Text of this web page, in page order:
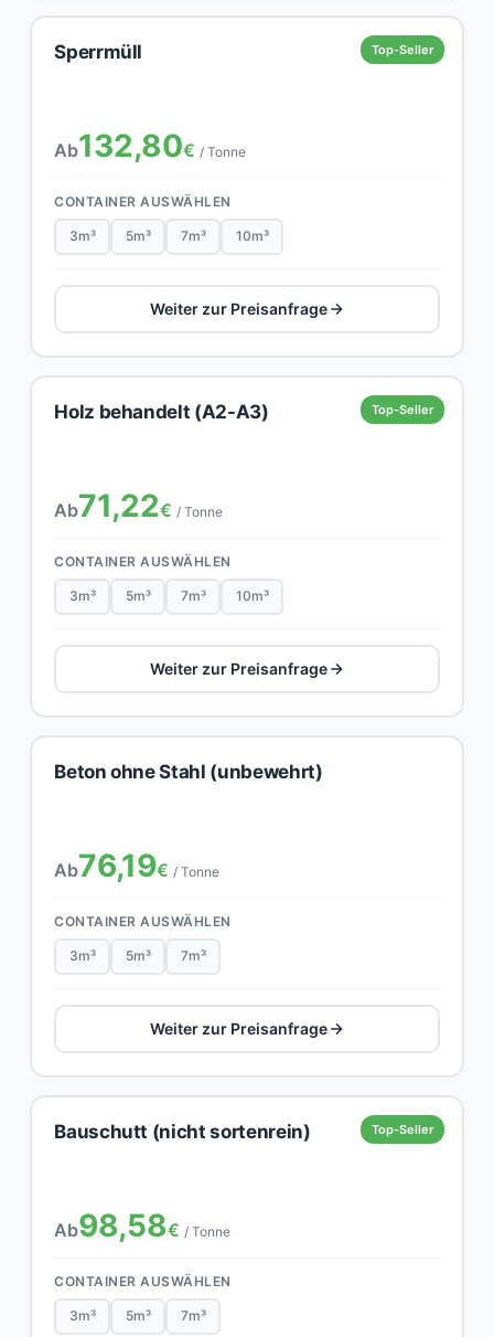
Top-Seller
Sperrmüll
Ab132,80€ / Tonne
CONTAINER AUSWÄHLEN
3m³ 5m³ 7m³ 10m³
Weiter zur Preisanfrage
Top-Seller
Holz behandelt (A2-A3)
Ab71,22€ / Tonne
CONTAINER AUSWÄHLEN
3m³ 5m³ 7m³ 10m³
Weiter zur Preisanfrage
Beton ohne Stahl (unbewehrt)
Ab76,19€ / Tonne
CONTAINER AUSWÄHLEN
3m³ 5m³ 7m³
Weiter zur Preisanfrage
Top-Seller
Bauschutt (nicht sortenrein)
Ab98,58€ / Tonne
CONTAINER AUSWÄHLEN
3m³ 5m³ 7m³